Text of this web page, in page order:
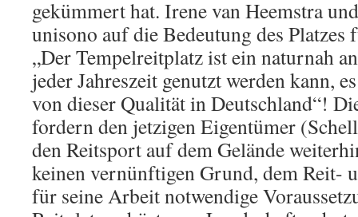
gekümmert hat. Irene van Heemstra
unisono auf die Bedeutung des
„Der Tempelreitplatz ist ein naturnah
jeder Jahreszeit genutzt werden kann,
von dieser Qualität in Deutschland“!
fordern den jetzigen Eigentümer
den Reitsport auf dem Gelände
keinen vernünftigen Grund, dem Reit-
für seine Arbeit notwendige